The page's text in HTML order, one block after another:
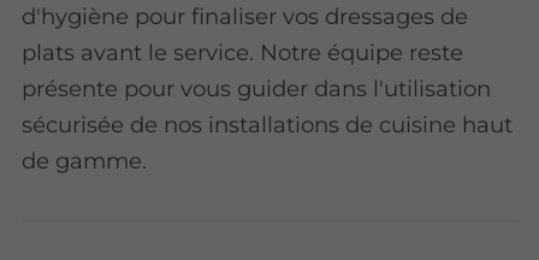
d'hygiène pour finaliser vos dressages de
plats avant le service. Notre équipe reste
présente pour vous guider dans l'utilisation
sécurisée de nos installations de cuisine haut
de gamme.